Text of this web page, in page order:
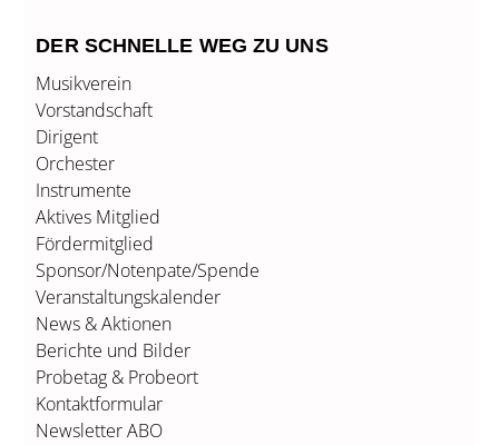
DER SCHNELLE WEG ZU UNS
Musikverein
Vorstandschaft
Dirigent
Orchester
Instrumente
Aktives Mitglied
Fördermitglied
Sponsor/Notenpate/Spende
Veranstaltungskalender
News & Aktionen
Berichte und Bilder
Probetag & Probeort
Kontaktformular
Newsletter ABO